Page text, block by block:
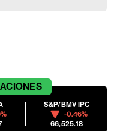
S&P/BMV IPC
-0.46%
66,525.18